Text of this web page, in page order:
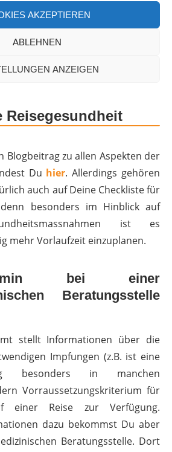
AKZEPTIEREN
ABLEHNEN
ANZEIGEN
knackt, hat die Person ja
Karten. Aber natürlich ist
Sperrnummer Deiner Bank dabei
sie nicht mehr auffindbar ist.
Reisegesundheit
Blogbeitrag zu allen Aspekten der
Du hier. Allerdings gehören
auch auf Deine Checkliste für
besonders im Hinblick auf
ist es
mehr Vorlaufzeit einzuplanen.
bei einer
Beratungsstelle
stellt Informationen über die
Impfungen (z.B. ist eine
besonders in manchen
Vorraussetzungskriterium für
einer Reise zur Verfügung.
dazu bekommst Du aber
Beratungsstelle. Dort